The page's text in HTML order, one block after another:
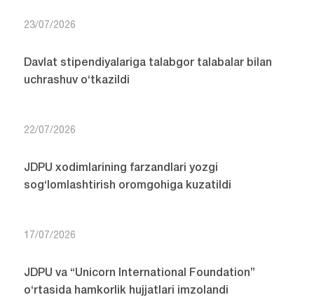
23/07/2026
Davlat stipendiyalariga talabgor talabalar bilan
uchrashuv o‘tkazildi
22/07/2026
JDPU xodimlarining farzandlari yozgi
sog‘lomlashtirish oromgohiga kuzatildi
17/07/2026
JDPU va “Unicorn International Foundation”
o‘rtasida hamkorlik hujjatlari imzolandi